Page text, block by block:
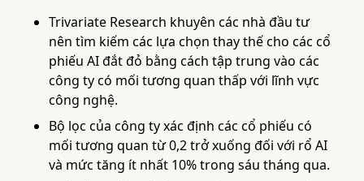
Trivariate Research khuyên các nhà đầu tư
nên tìm kiếm các lựa chọn thay thế cho các cổ
phiếu AI đắt đỏ bằng cách tập trung vào các
công ty có mối tương quan thấp với lĩnh vực
công nghệ.
Bộ lọc của công ty xác định các cổ phiếu có
mối tương quan từ 0,2 trở xuống đối với rổ AI
và mức tăng ít nhất 10% trong sáu tháng qua.